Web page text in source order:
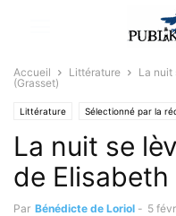
Accueil Littérature
La nuit
(Grasset)
Littérature Sélectionné par la
La nuit se
de
Par Bénédicte de Loriol - 5